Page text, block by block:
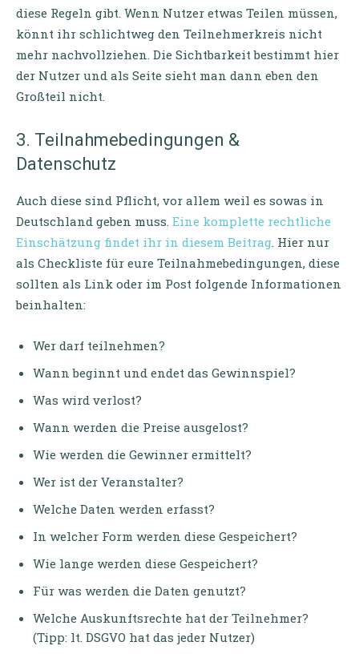
diese Regeln gibt. Wenn Nutzer etwas Teilen müssen,
könnt ihr schlichtweg den Teilnehmerkreis nicht
mehr nachvollziehen. Die Sichtbarkeit bestimmt hier
der Nutzer und als Seite sieht man dann eben den
Großteil nicht.
3. Teilnahmebedingungen &
Datenschutz
Auch diese sind Pflicht, vor allem weil es sowas in
Deutschland geben muss. Eine komplette rechtliche
Einschätzung findet ihr in diesem Beitrag. Hier nur
als Checkliste für eure Teilnahmebedingungen, diese
sollten als Link oder im Post folgende Informationen
beinhalten:
Wer darf teilnehmen?
Wann beginnt und endet das Gewinnspiel?
Was wird verlost?
Wann werden die Preise ausgelost?
Wie werden die Gewinner ermittelt?
Wer ist der Veranstalter?
Welche Daten werden erfasst?
In welcher Form werden diese Gespeichert?
Wie lange werden diese Gespeichert?
Für was werden die Daten genutzt?
Welche Auskunftsrechte hat der Teilnehmer?
(Tipp: lt. DSGVO hat das jeder Nutzer)